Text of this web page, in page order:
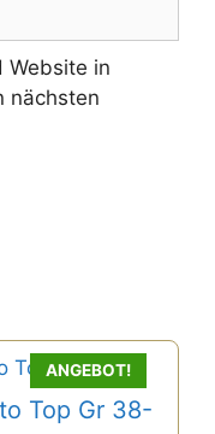
Website in
nächsten
ANGEBOT!
Top Gr 38-